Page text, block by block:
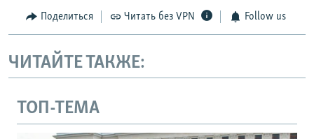
Поделиться Читать без VPN Follow us
ЧИТАЙТЕ ТАКЖЕ:
ТОП-ТЕМА